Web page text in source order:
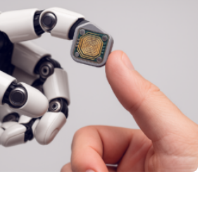
und Datenübertragung. Die
die wissenschaftliche Begleitung
Datenauswertung. Das Ziel ist
berührungslosen
das den Zustand der Person
pflegende Personen unterstützt
Alarm schlägt. „Die Idee